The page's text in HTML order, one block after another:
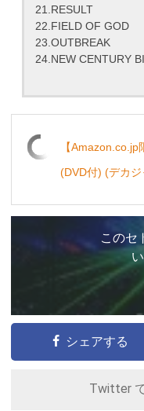
21.RESULT
22.FIELD OF GOD
23.OUTBREAK
24.NEW CENTURY
【
(DVD付) (デカ
このセ
シェアする
Twitter